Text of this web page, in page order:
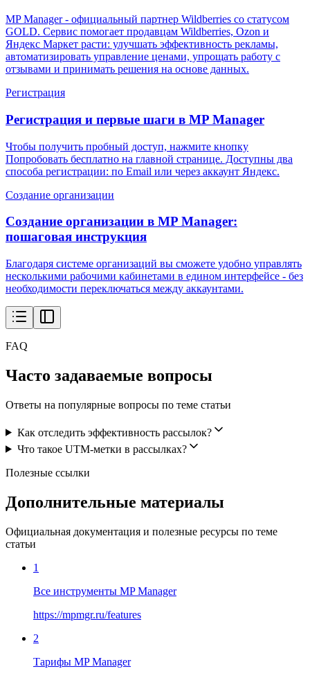
MP Manager - официальный партнер Wildberries со статусом
GOLD. Сервис помогает продавцам Wildberries, Ozon и
Яндекс Маркет расти: улучшать эффективность рекламы,
автоматизировать управление ценами, упрощать работу с
отзывами и принимать решения на основе данных.
Регистрация
Регистрация и первые шаги в MP Manager
Чтобы получить пробный доступ, нажмите кнопку
Попробовать бесплатно на главной странице. Доступны два
способа регистрации: по Email или через аккаунт Яндекс.
Создание организации
Создание организации в MP Manager:
пошаговая инструкция
Благодаря системе организаций вы сможете удобно управлять
несколькими рабочими кабинетами в едином интерфейсе - без
необходимости переключаться между аккаунтами.
FAQ
Часто задаваемые вопросы
Ответы на популярные вопросы по теме статьи
Как отследить эффективность рассылок?
Что такое UTM-метки в рассылках?
Полезные ссылки
Дополнительные материалы
Официальная документация и полезные ресурсы по теме
статьи
1
Все инструменты MP Manager
https://mpmgr.ru/features
2
Тарифы MP Manager